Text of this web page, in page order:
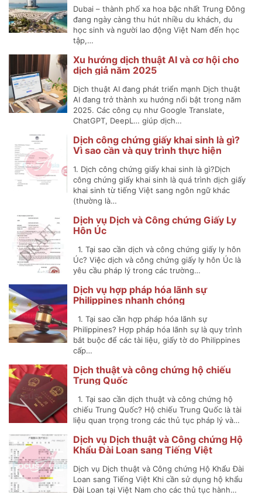
Dubai – thành phố xa hoa bậc nhất Trung Đông
đang ngày càng thu hút nhiều du khách, du
học sinh và người lao động Việt Nam đến học
tập,…
Xu hướng dịch thuật AI và cơ hội cho
dịch giả năm 2025
Dịch thuật AI đang phát triển mạnh Dịch thuật
AI đang trở thành xu hướng nổi bật trong năm
2025. Các công cụ như Google Translate,
ChatGPT, DeepL… giúp dịch…
Dịch công chứng giấy khai sinh là gì?
Vì sao cần và quy trình thực hiện
1. Dịch công chứng giấy khai sinh là gì?Dịch
công chứng giấy khai sinh là quá trình dịch giấy
khai sinh từ tiếng Việt sang ngôn ngữ khác
(thường là…
Dịch vụ Dịch và Công chứng Giấy Ly
Hôn Úc
1. Tại sao cần dịch và công chứng giấy ly hôn
Úc? Việc dịch và công chứng giấy ly hôn Úc là
yêu cầu pháp lý trong các trường…
Dịch vụ hợp pháp hóa lãnh sự
Philippines nhanh chóng
1. Tại sao cần hợp pháp hóa lãnh sự
Philippines? Hợp pháp hóa lãnh sự là quy trình
bắt buộc để các tài liệu, giấy tờ do Philippines
cấp…
Dịch thuật và công chứng hộ chiếu
Trung Quốc
1. Tại sao cần dịch thuật và công chứng hộ
chiếu Trung Quốc? Hộ chiếu Trung Quốc là tài
liệu quan trọng trong các thủ tục pháp lý và…
Dịch vụ Dịch thuật và Công chứng Hộ
Khẩu Đài Loan sang Tiếng Việt
Dịch vụ Dịch thuật và Công chứng Hộ Khẩu Đài
Loan sang Tiếng Việt Khi cần sử dụng hộ khẩu
Đài Loan tại Việt Nam cho các thủ tục hành…